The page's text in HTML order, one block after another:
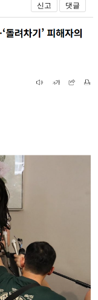
신고 댓글